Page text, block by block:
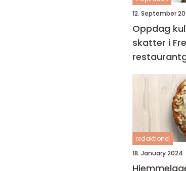
12. September
Oppdag
skatter i
redaktionel
18. January 2024